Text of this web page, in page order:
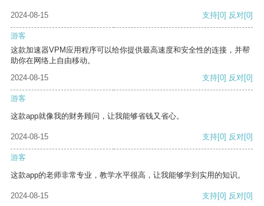
2024-08-15 支持[0] 反对[0]
游客
这款加速器VPM应用程序可以给你提供最高速度和安全性的连接，并帮
助你在网络上自由移动。
2024-08-15
支持[0] 反对[0]
游客
这款app就像我的财务顾问，让我能够省钱又省心。
2024-08-15 支持[0] 反对[0]
游客
这款app的老师非常专业，教学水平很高，让我能够学到实用的知识。
2024-08-15 支持[0] 反对[0]